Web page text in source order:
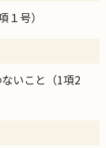
号）
いこと（1項2